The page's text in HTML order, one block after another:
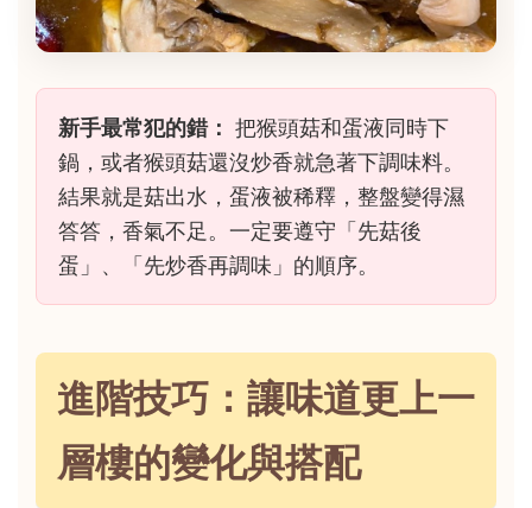
新手最常犯的錯： 把猴頭菇和蛋液同時下
鍋，或者猴頭菇還沒炒香就急著下調味料。
結果就是菇出水，蛋液被稀釋，整盤變得濕
答答，香氣不足。一定要遵守「先菇後
蛋」、「先炒香再調味」的順序。
進階技巧：讓味道更上一
層樓的變化與搭配